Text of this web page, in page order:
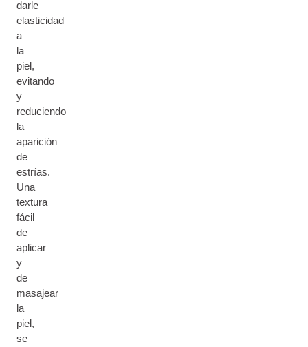
darle
elasticidad
a
la
piel,
evitando
y
reduciendo
la
aparición
de
estrías.
Una
textura
fácil
de
aplicar
y
de
masajear
la
piel,
se